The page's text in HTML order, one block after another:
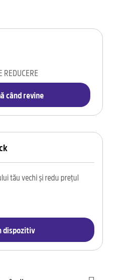
REDUCERE
când revine
tău vechi și redu prețul
dispozitiv